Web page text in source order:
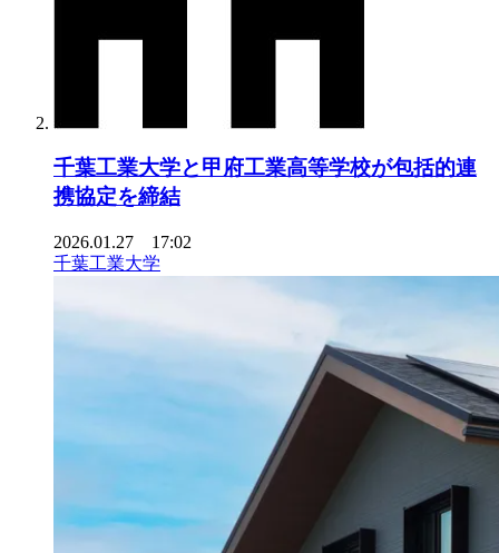
千葉工業大学と甲府工業高等学校が包括的連
携協定を締結
2026.01.27 17:02
千葉工業大学